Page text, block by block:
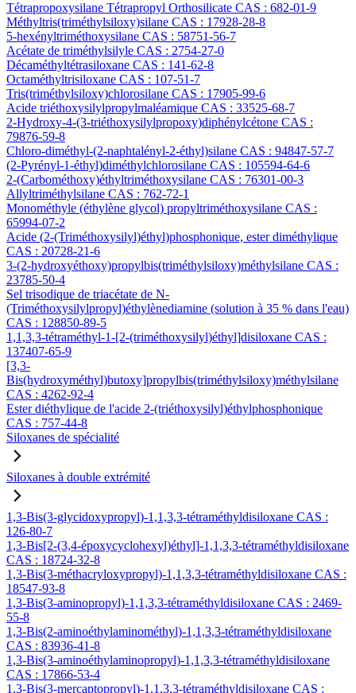
Tétrapropoxysilane Tétrapropyl Orthosilicate CAS : 682-01-9
Méthyltris(triméthylsiloxy)silane CAS : 17928-28-8
5-hexényltriméthoxysilane CAS : 58751-56-7
Acétate de triméthylsilyle CAS : 2754-27-0
Décaméthyltétrasiloxane CAS : 141-62-8
Octaméthyltrisiloxane CAS : 107-51-7
Tris(triméthylsiloxy)chlorosilane CAS : 17905-99-6
Acide triéthoxysilylpropylmaléamique CAS : 33525-68-7
2-Hydroxy-4-(3-triéthoxysilylpropoxy)diphénylcétone CAS :
79876-59-8
Chloro-diméthyl-(2-naphtalényl-2-éthyl)silane CAS : 94847-57-7
(2-Pyrényl-1-éthyl)diméthylchlorosilane CAS : 105594-64-6
2-(Carbométhoxy)éthyltriméthoxysilane CAS : 76301-00-3
Allyltriméthylsilane CAS : 762-72-1
Monométhyle (éthylène glycol) propyltriméthoxysilane CAS :
65994-07-2
Acide (2-(Triméthoxysilyl)éthyl)phosphonique, ester diméthylique
CAS : 20728-21-6
3-(2-hydroxyéthoxy)propylbis(triméthylsiloxy)méthylsilane CAS :
23785-50-4
Sel trisodique de triacétate de N-
(Triméthoxysilylpropyl)éthylènediamine (solution à 35 % dans l'eau)
CAS : 128850-89-5
1,1,3,3-tétraméthyl-1-[2-(triméthoxysilyl)éthyl]disiloxane CAS :
137407-65-9
[3,3-
Bis(hydroxyméthyl)butoxy]propylbis(triméthylsiloxy)méthylsilane
CAS : 4262-92-4
Ester diéthylique de l'acide 2-(triéthoxysilyl)éthylphosphonique
CAS : 757-44-8
Siloxanes de spécialité
Siloxanes à double extrémité
1,3-Bis(3-glycidoxypropyl)-1,1,3,3-tétraméthyldisiloxane CAS :
126-80-7
1,3-Bis[2-(3,4-époxycyclohexyl)éthyl]-1,1,3,3-tétraméthyldisiloxane
CAS : 18724-32-8
1,3-Bis(3-méthacryloxypropyl)-1,1,3,3-tétraméthyldisiloxane CAS :
18547-93-8
1,3-Bis(3-aminopropyl)-1,1,3,3-tétraméthyldisiloxane CAS : 2469-
55-8
1,3-Bis(2-aminoéthylaminométhyl)-1,1,3,3-tétraméthyldisiloxane
CAS : 83936-41-8
1,3-Bis(3-aminoéthylaminopropyl)-1,1,3,3-tétraméthyldisiloxane
CAS : 17866-53-4
1,3-Bis(3-mercaptopropyl)-1,1,3,3-tétraméthyldisiloxane CAS :